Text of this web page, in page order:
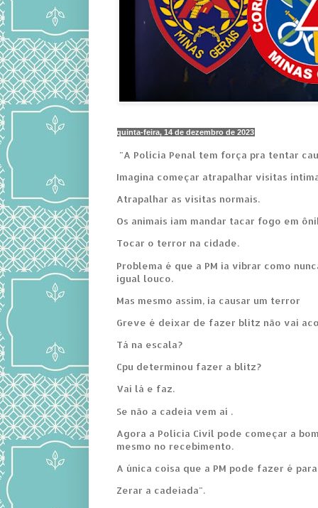
quinta-feira, 14 de dezembro de 2023
"A Polícia Penal tem força pra tentar
Imagina começar atrapalhar visitas
Atrapalhar as visitas normais.
Os animais iam mandar tacar fogo em
Tocar o terror na cidade.
Problema é que a PM ia vibrar como
igual louco.
Mas mesmo assim, ia causar um terror
Greve é deixar de fazer blitz não vai
Tá na escala?
Cpu determinou fazer a blitz?
Vai lá e faz.
Se não a cadeia vem aí .
Agora a Polícia Civil pode começar a
mesmo no recebimento.
A única coisa que a PM pode fazer é
Zerar a cadeiada".